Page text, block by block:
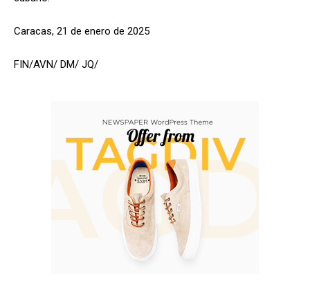
Caracas, 21 de enero de 2025
FIN/AVN/ DM/ JQ/